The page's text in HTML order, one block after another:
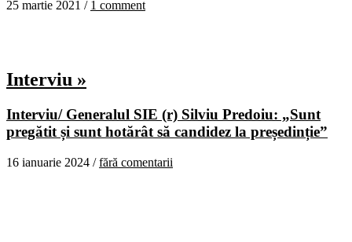
25 martie 2021 / 1 comment
Interviu »
Interviu/ Generalul SIE (r) Silviu Predoiu: „Sunt
pregătit și sunt hotărât să candidez la președinție”
16 ianuarie 2024 /fără comentarii